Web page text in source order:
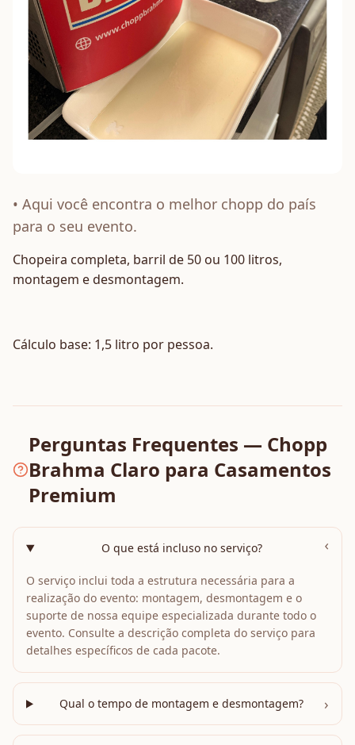
• Aqui você encontra o melhor chopp do país
para o seu evento.
Chopeira completa, barril de 50 ou 100 litros,
montagem e desmontagem.
Cálculo base: 1,5 litro por pessoa.
Perguntas Frequentes — Chopp
Brahma Claro para Casamentos
Premium
O que está incluso no serviço? ›
O serviço inclui toda a estrutura necessária para a
realização do evento: montagem, desmontagem e o
suporte de nossa equipe especializada durante todo o
evento. Consulte a descrição completa do serviço para
detalhes específicos de cada pacote.
Qual o tempo de montagem e desmontagem? ›